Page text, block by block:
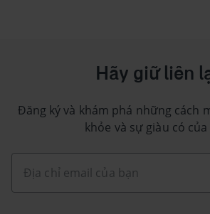
Hãy giữ liên
Đăng ký và khám phá những cách
khỏe và sự giàu có